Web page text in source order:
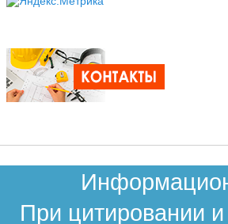
При цитировании